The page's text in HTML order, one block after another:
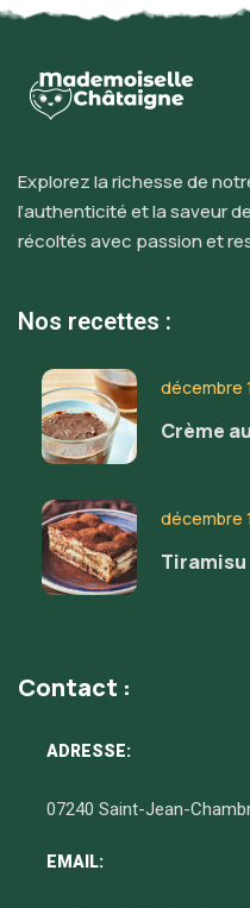
Explorez la richesse de
l’authenticité et la saveur
récoltés avec passion et
Nos recettes :
décembre
Crème
décembre
Tiramisu
Contact :
ADRESSE:
07240 Saint-Jean-
EMAIL: